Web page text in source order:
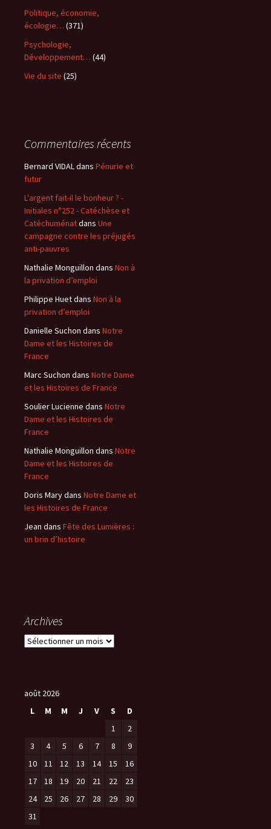
Politique, économie,
écologie… (371)
Psychologie,
Développement… (44)
Vie du site (25)
Commentaires récents
Bernard VIDALdans Pénurie et
futur
L'argent fait-il le bonheur ? -
Initiales n°252 - Catéchèse et
Catéchuménatdans Une
campagne contre les préjugés
anti-pauvres
Nathalie Monguillon dans Non à
la privation d’emploi
Philippe Huetdans Non à la
privation d’emploi
Danielle Suchon dans Notre
Dame et les Histoires de
France
Marc Suchon dans Notre Dame
et les Histoires de France
Soulier Lucienne dans Notre
Dame et les Histoires de
France
Nathalie Monguillon dans Notre
Dame et les Histoires de
France
Doris Marydans Notre Dame et
les Histoires de France
Jean dans Fête des Lumières :
un brin d’histoire
Archives
A
iaoût 2026
L
M M J V S
D
1
2
3
4 5 6 7 8
9
10
11 12 13 14 15
16
17
18 19 20 21 22
23
24
25 26 27 28 29
30
31